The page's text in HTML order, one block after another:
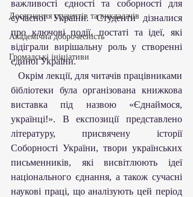
Досягнення студентів та викладачів
Академічна доброчесність
Громадські ініціативи
важливості єдності та соборності для
сучасної України. Студенти дізналися
про ключові події, постаті та ідеї, які
відіграли вирішальну роль у створенні
єдиної України.
бібліотеки була організована книжкова
виставка під назвою «Єднаймося,
українці!». В експозиції представлено
літературу, присвячену історії
Соборності України, твори українських
письменників, які висвітлюють ідеї
національного єднання, а також сучасні
наукові праці, що аналізують цей період